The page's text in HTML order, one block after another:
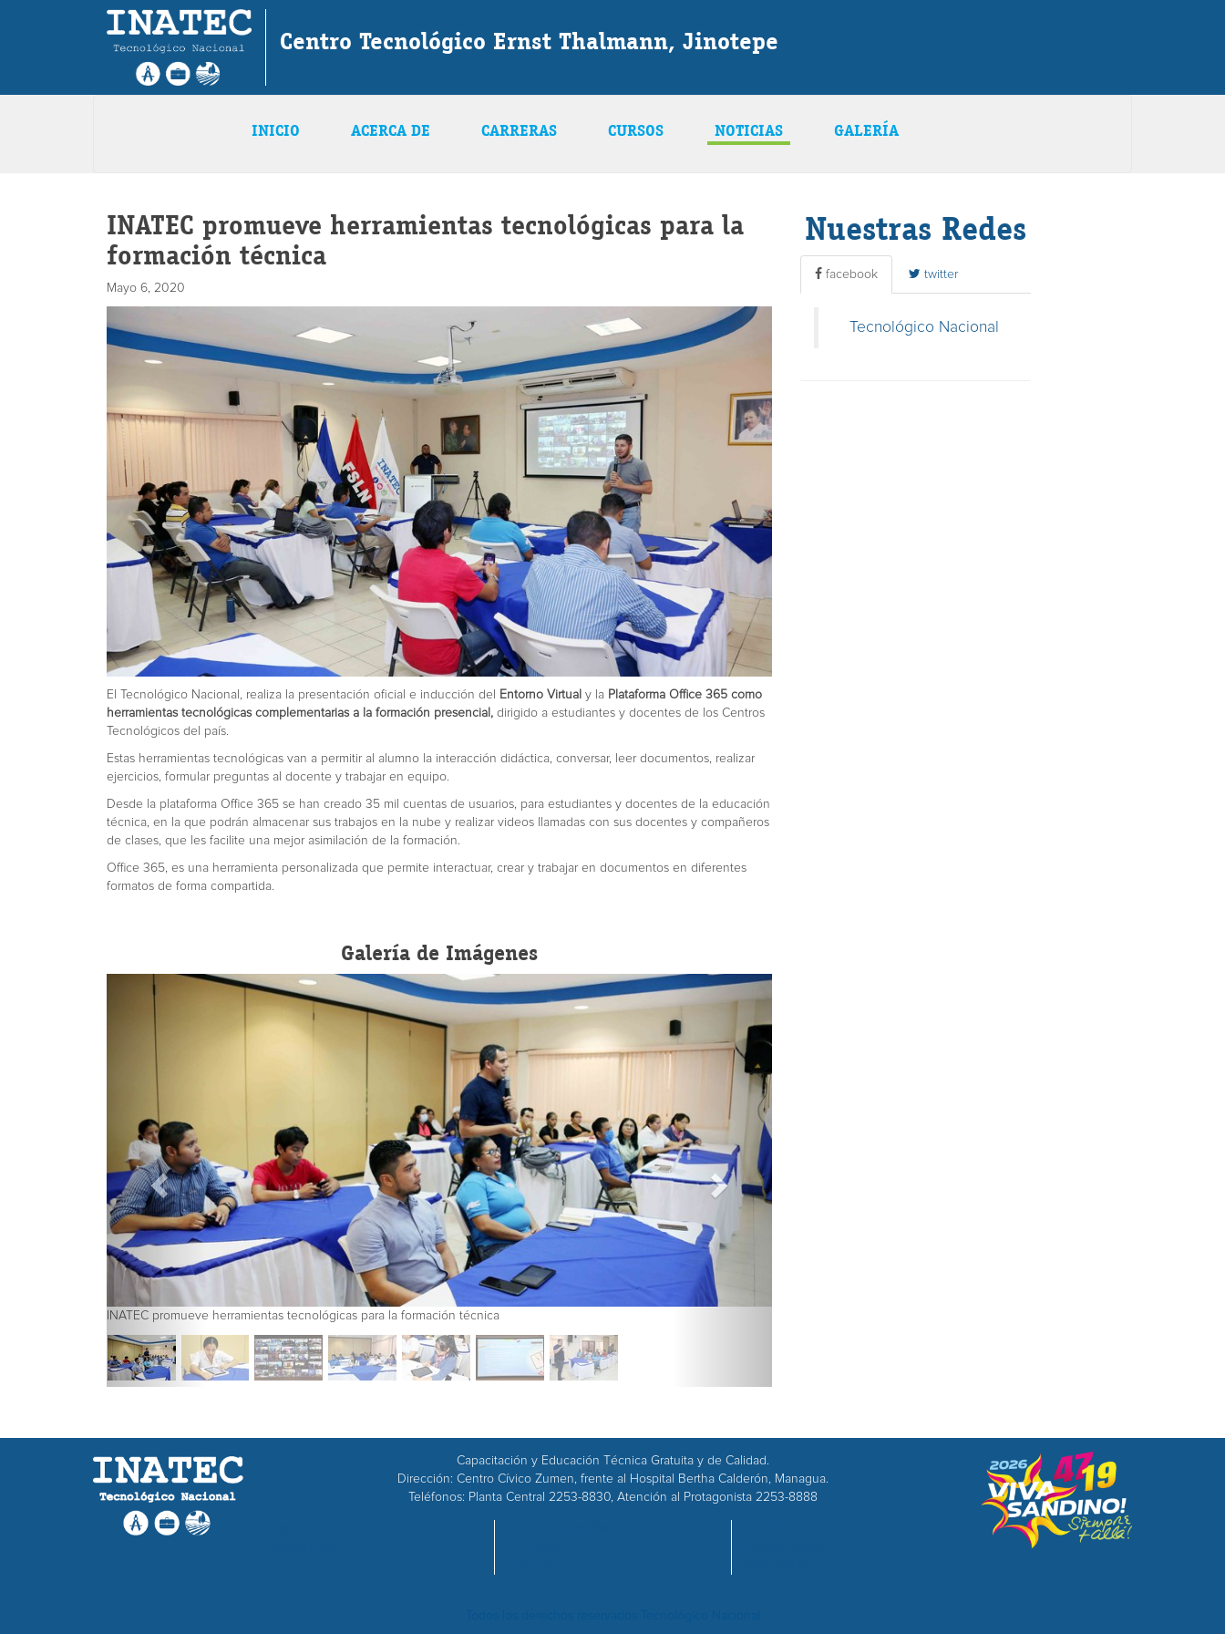
Centro Tecnológico Ernst Thalmann, Jinotepe
INICIO ACERCA DE CARRERAS CURSOS NOTICIAS GALERÍA
INATEC promueve herramientas tecnológicas para la
formación técnica
Mayo 6, 2020
El Tecnológico Nacional, realiza la presentación oficial e inducción del Entorno Virtual y la Plataforma Office 365 como
herramientas tecnológicas complementarias a la formación presencial, dirigido a estudiantes y docentes de los Centros
Tecnológicos del país.
Estas herramientas tecnológicas van a permitir al alumno la interacción didáctica, conversar, leer documentos, realizar
ejercicios, formular preguntas al docente y trabajar en equipo.
Desde la plataforma Office 365 se han creado 35 mil cuentas de usuarios, para estudiantes y docentes de la educación
técnica, en la que podrán almacenar sus trabajos en la nube y realizar videos llamadas con sus docentes y compañeros
de clases, que les facilite una mejor asimilación de la formación.
Office 365, es una herramienta personalizada que permite interactuar, crear y trabajar en documentos en diferentes
formatos de forma compartida.
Galería de Imágenes
INATEC promueve herramientas tecnológicas para la formación técnica
Nuestras Redes
facebook twitter
Tecnológico Nacional
Capacitación y Educación Técnica Gratuita y de Calidad.
Dirección: Centro Cívico Zumen, frente al Hospital Bertha Calderón, Managua.
Teléfonos: Planta Central 2253-8830, Atención al Protagonista 2253-8888